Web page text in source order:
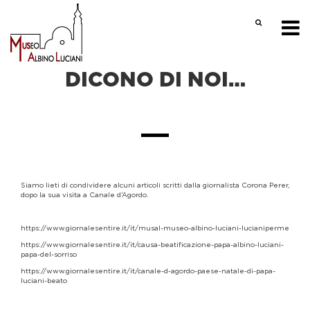
DICONO DI NOI…
Siamo lieti di condividere alcuni articoli scritti dalla giornalista Corona Perer,
dopo la sua visita a Canale d’Agordo.
https://www.giornalesentire.it/it/musal-museo-albino-luciani-lucianiperme
https://www.giornalesentire.it/it/causa-beatificazione-papa-albino-luciani-
papa-del-sorriso
https://www.giornalesentire.it/it/canale-d-agordo-paese-natale-di-papa-
luciani-beato